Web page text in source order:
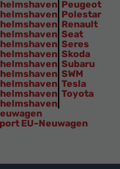
Peugeot
Polestar
Renault
Seat
Seres
Skoda
Subaru
SWM
Tesla
Toyota
EU-Neuwagen